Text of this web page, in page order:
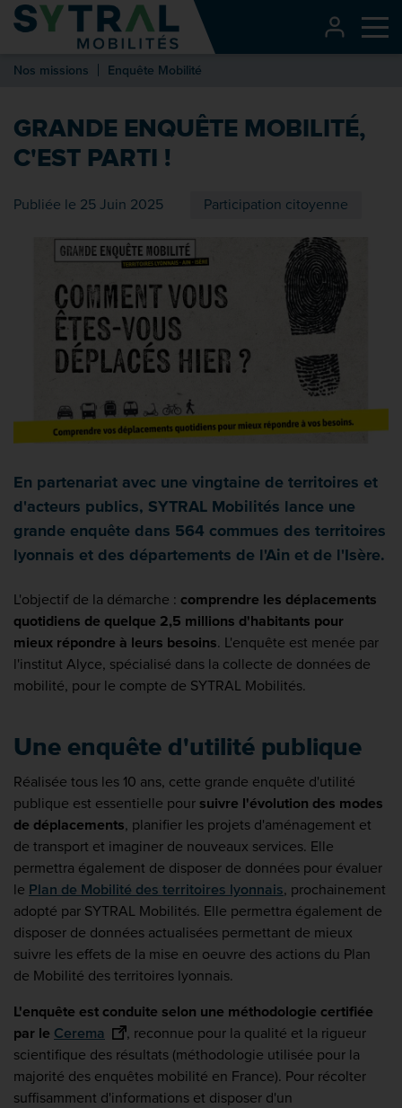
Contenu
Entête de page
Recherche
Pied de page
Nos missions Enquête Mobilité
GRANDE ENQUÊTE MOBILITÉ,
C'EST PARTI !
Publiée le 25 Juin 2025 Participation citoyenne
En partenariat avec une vingtaine de territoires et
d'acteurs publics, SYTRAL Mobilités lance une
grande enquête dans 564 commues des territoires
lyonnais et des départements de l'Ain et de l'Isère.
L'objectif de la démarche : comprendre les déplacements
quotidiens de quelque 2,5 millions d'habitants pour
mieux répondre à leurs besoins. L'enquête est menée par
l'institut Alyce, spécialisé dans la collecte de données de
mobilité, pour le compte de SYTRAL Mobilités.
Une enquête d'utilité publique
Réalisée tous les 10 ans, cette grande enquête d'utilité
publique est essentielle pour suivre l'évolution des modes
de déplacements, planifier les projets d'aménagement et
de transport et imaginer de nouveaux services. Elle
permettra également de disposer de données pour évaluer
le Plan de Mobilité des territoires lyonnais, prochainement
adopté par SYTRAL Mobilités. Elle permettra également de
disposer de données actualisées permettant de mieux
suivre les effets de la mise en oeuvre des actions du Plan
de Mobilité des territoires lyonnais.
L'enquête est conduite selon une méthodologie certifiée
par le Cerema
, reconnue pour la qualité et la rigueur
scientifique des résultats (méthodologie utilisée pour la
majorité des enquêtes mobilité en France). Pour récolter
suffisamment d'informations et disposer d'un